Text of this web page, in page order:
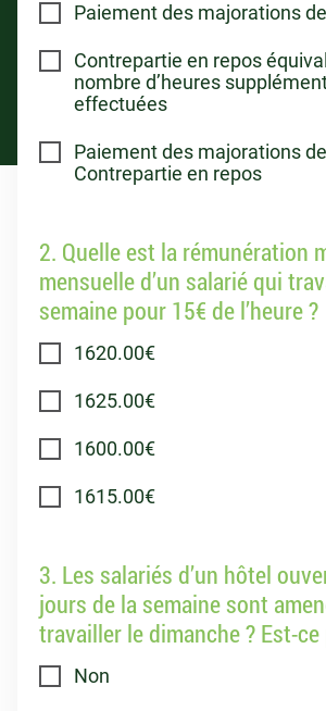
Paiement des majorations
Contrepartie en repos
nombre d’heures
effectuées
Paiement des majorations
Contrepartie en repos
2. Quelle est la rémunération
mensuelle d’un salarié qui
semaine pour 15€ de l’heure ?
1620.00€
1625.00€
1600.00€
1615.00€
3. Les salariés d’un hôtel
jours de la semaine sont
travailler le dimanche ? Est-
Non